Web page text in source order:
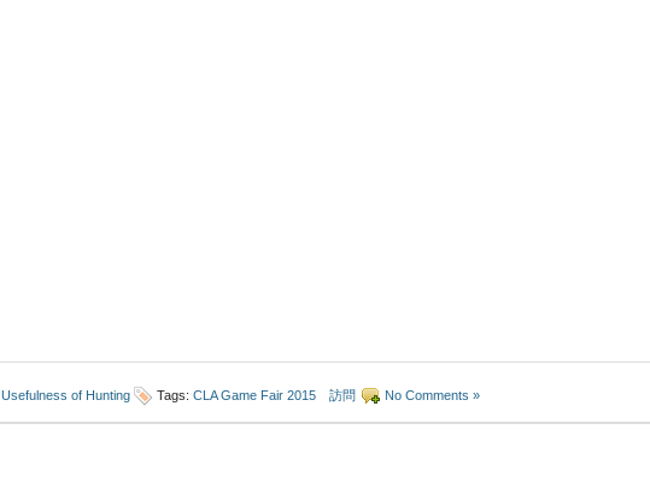
Usefulness of Hunting Tags: CLA Game Fair 2015 訪問 No Comments »